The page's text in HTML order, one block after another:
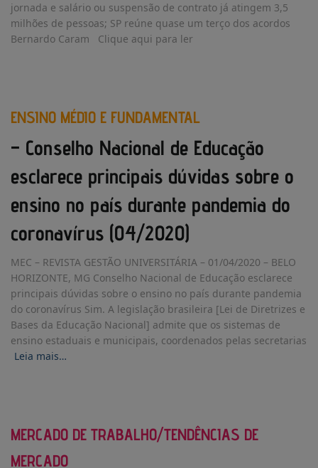
jornada e salário ou suspensão de contrato já atingem 3,5
milhões de pessoas; SP reúne quase um terço dos acordos
Bernardo Caram Clique aqui para ler
ENSINO MÉDIO E FUNDAMENTAL
– Conselho Nacional de Educação
esclarece principais dúvidas sobre o
ensino no país durante pandemia do
coronavírus (04/2020)
MEC – REVISTA GESTÃO UNIVERSITÁRIA – 01/04/2020 – BELO
HORIZONTE, MG Conselho Nacional de Educação esclarece
principais dúvidas sobre o ensino no país durante pandemia
do coronavírus Sim. A legislação brasileira [Lei de Diretrizes e
Bases da Educação Nacional] admite que os sistemas de
ensino estaduais e municipais, coordenados pelas secretarias
Leia mais…
MERCADO DE TRABALHO/TENDÊNCIAS DE
MERCADO